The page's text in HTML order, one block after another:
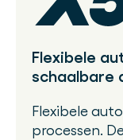
Flexibele
Flexibele
processen.